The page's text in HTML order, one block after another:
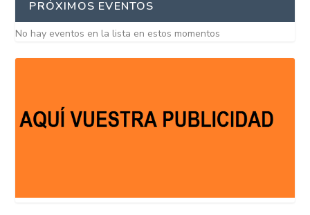
PRÓXIMOS EVENTOS
No hay eventos en la lista en estos momentos